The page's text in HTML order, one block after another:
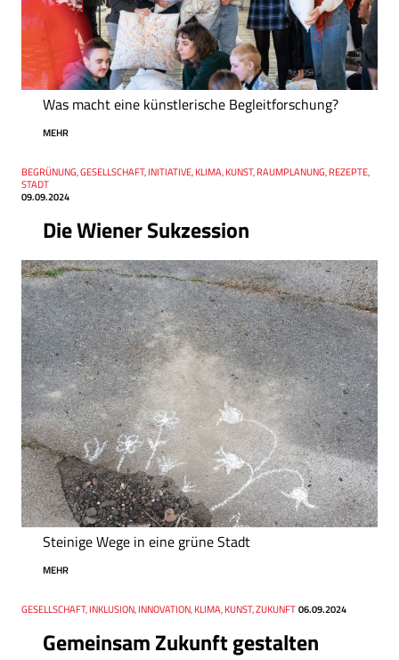
Was macht eine künstlerische Begleitforschung?
MEHR
Die Wiener Sukzession
Thema
BEGRÜNUNG, GESELLSCHAFT, INITIATIVE, KLIMA, KUNST, RAUMPLANUNG, REZEPTE,
STADT
Datum
09.09.2024
Steinige Wege in eine grüne Stadt
MEHR
Gemeinsam Zukunft gestalten
Thema
GESELLSCHAFT, INKLUSION, INNOVATION, KLIMA, KUNST, ZUKUNFT
Datum 06.09.2024